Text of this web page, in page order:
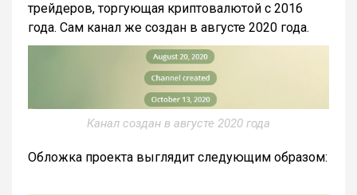
трейдеров, торгующая криптовалютой с 2016
года. Сам канал же создан в августе 2020 года.
Канал создан в августе 2020 года
Обложка проекта выглядит следующим образом: